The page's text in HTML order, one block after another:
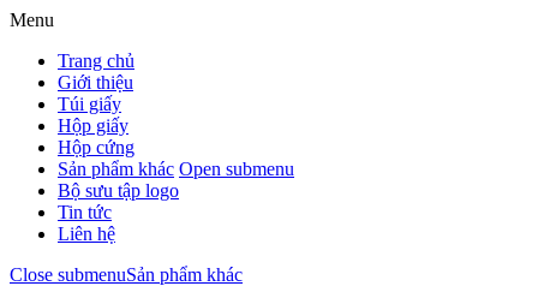
Menu
Trang chủ
Giới thiệu
Túi giấy
Hộp giấy
Hộp cứng
Sản phẩm khác Open submenu
Bộ sưu tập logo
Tin tức
Liên hệ
Close submenuSản phẩm khác